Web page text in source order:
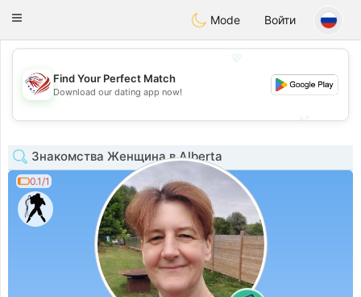
Dating
Toggle
Mode Войти
💖
Find Your Perfect Match
Download our dating app now!
Знакомства Женщина в Alberta
0.1/1